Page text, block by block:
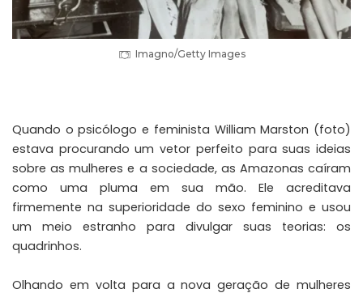
Imagno/Getty Images
Quando o psicólogo e feminista William Marston (foto)
estava procurando um vetor perfeito para suas ideias
sobre as mulheres e a sociedade, as Amazonas caíram
como uma pluma em sua mão. Ele acreditava
firmemente na superioridade do sexo feminino e usou
um meio estranho para divulgar suas teorias: os
quadrinhos.
Olhando em volta para a nova geração de mulheres